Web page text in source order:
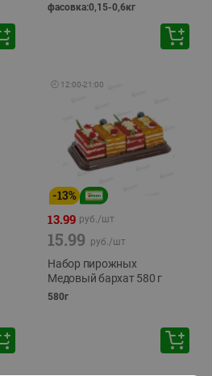
фасовка:0,15-0,6кг
🕘 12:00-21:00
-13%
13.99 руб./шт
15.99 руб./шт
Набор пирожных
Медовый бархат 580 г
580г